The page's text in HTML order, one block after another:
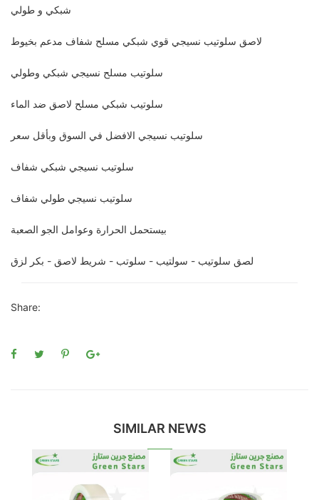
شبكي و طولي
لاصق سلوتيب نسيجي قوي شبكي مسلح شفاف مدعم بخيوط
سلوتيب مسلح نسيجي شبكي وطولي
سلوتيب شبكي مسلح لاصق ضد الماء
سلوتيب نسيجي الافضل في السوق وبأقل سعر
سلوتيب نسيجي شبكي شفاف
سلوتيب نسيجي طولي شفاف
بيستحمل الحرارة وعوامل الجو الصعبة
لصق سلوتيب - سولتيب - سلوتب - شريط لاصق - بكر لزق
Share:
SIMILAR NEWS